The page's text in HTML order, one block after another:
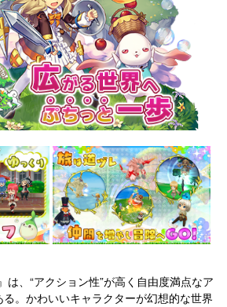
は、“アクション性”が高く自由度満点なア
。かわいいキャラクターが幻想的な世界